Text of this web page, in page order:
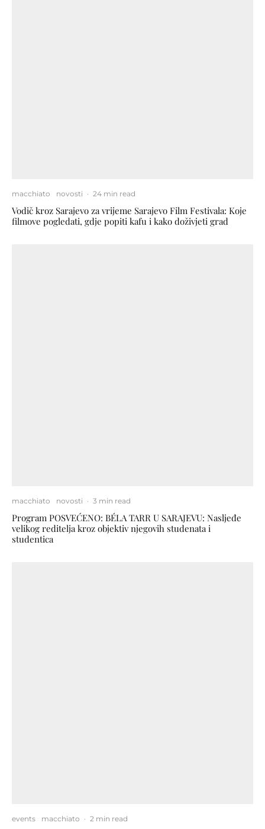
macchiato novosti · 24 min read
Vodič kroz Sarajevo za vrijeme Sarajevo Film Festivala: Koje
filmove pogledati, gdje popiti kafu i kako doživjeti grad
macchiato novosti · 3 min read
Program POSVEĆENO: BÉLA TARR U SARAJEVU: Nasljeđe
velikog reditelja kroz objektiv njegovih studenata i
studentica
events macchiato · 2 min read